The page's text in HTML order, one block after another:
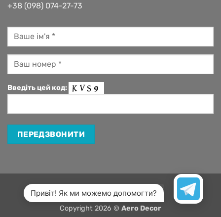
Привіт! Як ми можемо допомогти?
+38 (098) 074-27-73
Введіть цей код:
Visa MasterCardApple
Pay
Google
Pay
Copyright 2026 © Aero Decor